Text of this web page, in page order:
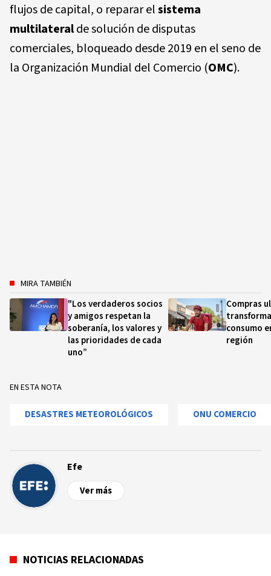
flujos de capital, o reparar elsistema
multilateralde solución de disputas
comerciales, bloqueado desde 2019 en el seno de
la Organización Mundial del Comercio (OMC).
MIRA TAMBIÉN
"Los verdaderos socios
y amigos respetan la
soberanía, los valores y
las prioridades de cada
uno”
Compras
consumo
región
EN ESTA NOTA
DESASTRES METEOROLÓGICOS ONU COMERCIO
Efe
Ver más
NOTICIAS RELACIONADAS